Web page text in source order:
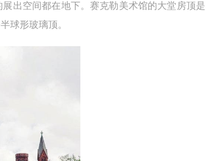
出空间都在地下。赛克勒美术馆的大堂房顶是
球形玻璃顶。
），愿意将本人
包括美术馆会员活
），愿意将本人
包括美术馆会员活
），愿意将本人
包括美术馆会员活
发送验证码